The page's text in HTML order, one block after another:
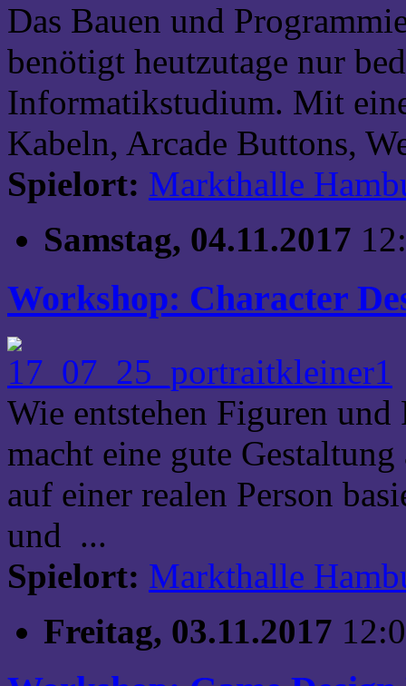
Das Bauen und
benötigt heutzutage nur
Informatikstudium. Mit
Kabeln, Arcade Buttons,
Spielort: Markthalle
Samstag, 04.11.2017
Workshop: Character
Wie entstehen Figuren
macht eine gute
auf einer realen Person
und ...
Spielort: Markthalle
Freitag, 03.11.2017